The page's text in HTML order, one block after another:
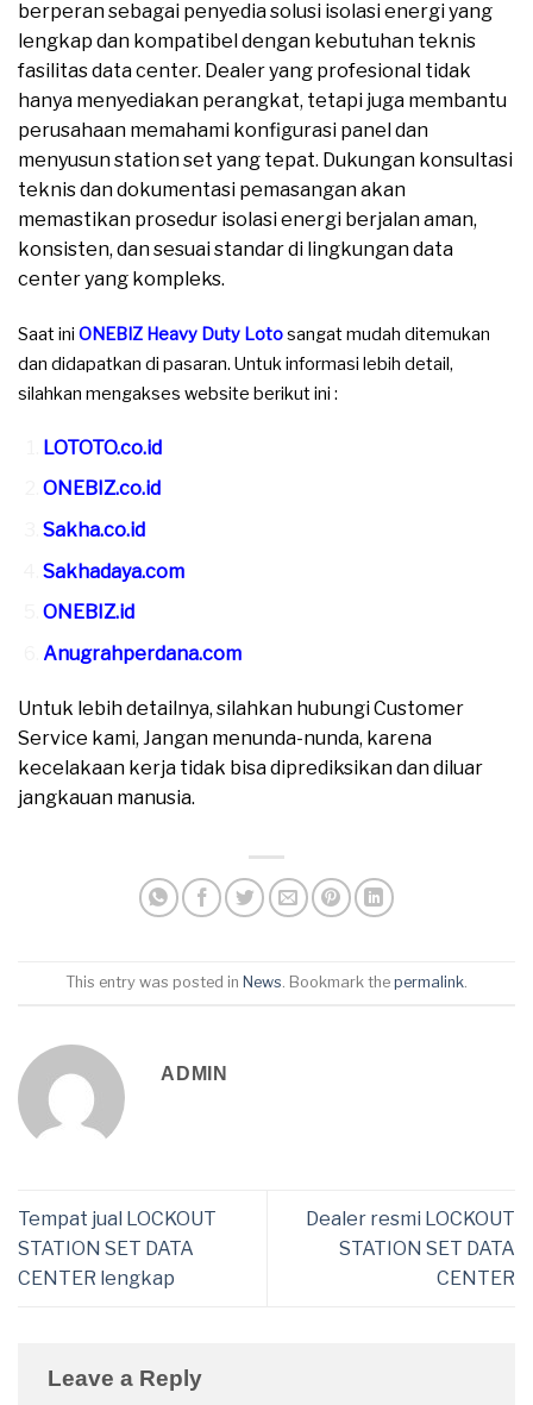
berperan sebagai penyedia solusi isolasi energi yang
lengkap dan kompatibel dengan kebutuhan teknis
fasilitas data center. Dealer yang profesional tidak
hanya menyediakan perangkat, tetapi juga membantu
perusahaan memahami konfigurasi panel dan
menyusun station set yang tepat. Dukungan konsultasi
teknis dan dokumentasi pemasangan akan
memastikan prosedur isolasi energi berjalan aman,
konsisten, dan sesuai standar di lingkungan data
center yang kompleks.
Saat ini ONEBIZ Heavy Duty Lotosangat mudah ditemukan
dan didapatkan di pasaran. Untuk informasi lebih detail,
silahkan mengakses website berikut ini :
LOTOTO.co.id
ONEBIZ.co.id
Sakha.co.id
Sakhadaya.com
ONEBIZ.id
Anugrahperdana.com
Untuk lebih detailnya, silahkan hubungi Customer
Service kami, Jangan menunda-nunda, karena
kecelakaan kerja tidak bisa diprediksikan dan diluar
jangkauan manusia.
This entry was posted in News . Bookmark the permalink
ADMIN
Tempat jual LOCKOUT
STATION SET DATA
CENTER lengkap
Dealer resmi LOCKOUT
STATION SET DATA
CENTER
Leave a Reply